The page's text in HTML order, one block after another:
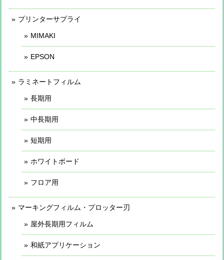
プリンターサプライ
MIMAKI
EPSON
ラミネートフィルム
長期用
中長期用
短期用
ホワイトボード
フロア用
マーキングフィルム・プロッター刃
屋外長期用フィルム
和紙アプリケーション